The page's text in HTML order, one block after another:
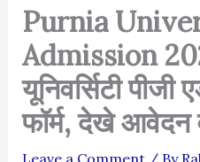
Purnia
Admission
यूनिवर्सिटी
फॉर्म, देखे आवेदन
Leave a Comment / By